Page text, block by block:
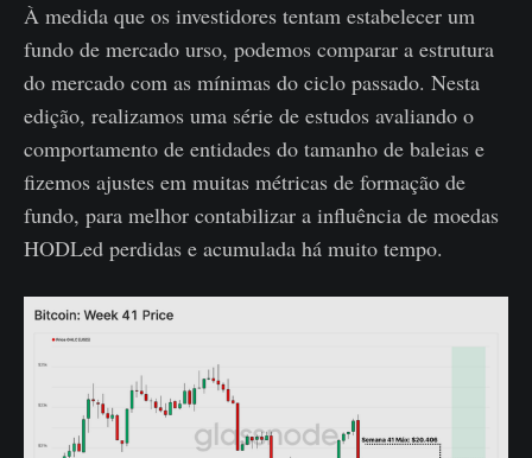
À medida que os investidores tentam estabelecer um
fundo de mercado urso, podemos comparar a estrutura
do mercado com as mínimas do ciclo passado. Nesta
edição, realizamos uma série de estudos avaliando o
comportamento de entidades do tamanho de baleias e
fizemos ajustes em muitas métricas de formação de
fundo, para melhor contabilizar a influência de moedas
HODLed perdidas e acumulada há muito tempo.